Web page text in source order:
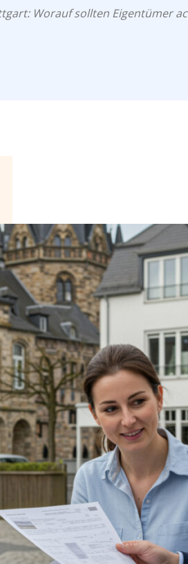
Worauf sollten Eigentümer